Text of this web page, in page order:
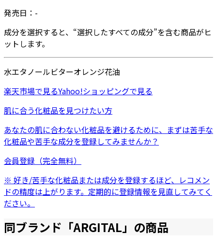
発売日： -
成分を選択すると、“選択したすべての成分”を含む商品がヒ
ットします。
水エタノールビターオレンジ花油
楽天市場で見るYahoo!ショッピングで見る
肌に合う化粧品を見つけたい方
あなたの肌に合わない化粧品を避けるために、まずは苦手な
化粧品や苦手な成分を登録してみませんか？
会員登録（完全無料）
※ 好き/苦手な化粧品または成分を登録するほど、レコメン
ドの精度は上がります。定期的に登録情報を見直してみてく
ださい。
同ブランド「ARGITAL」の商品